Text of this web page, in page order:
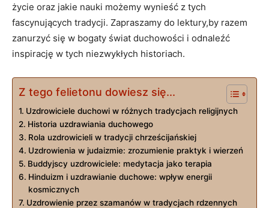
życie oraz jakie nauki możemy wynieść z tych
fascynujących tradycji. Zapraszamy do lektury,by razem
zanurzyć się w bogaty świat duchowości i odnaleźć
inspirację w tych niezwykłych historiach.
Z tego felietonu dowiesz się...
Uzdrowiciele duchowi w różnych tradycjach religijnych
Historia uzdrawiania duchowego
Rola uzdrowicieli w tradycji chrześcijańskiej
Uzdrowienia w judaizmie: zrozumienie praktyk i wierzeń
Buddyjscy uzdrowiciele: medytacja jako terapia
Hinduizm i uzdrawianie duchowe: wpływ energii
kosmicznych
Uzdrowienie przez szamanów w tradycjach rdzennych